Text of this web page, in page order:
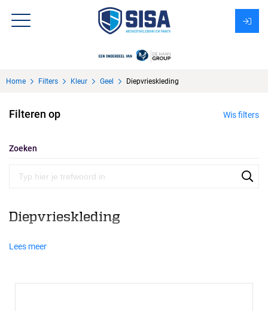
Over Sisa
KMS
Uitzendbureau?
Home Filters Kleur Geel Diepvrieskleding
Filteren op Wis filters
Zoeken
Diepvrieskleding
Lees meer